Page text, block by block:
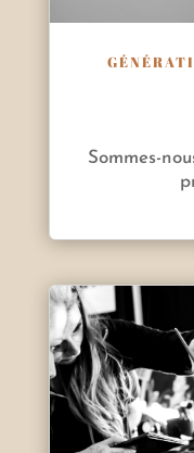
Sommes-